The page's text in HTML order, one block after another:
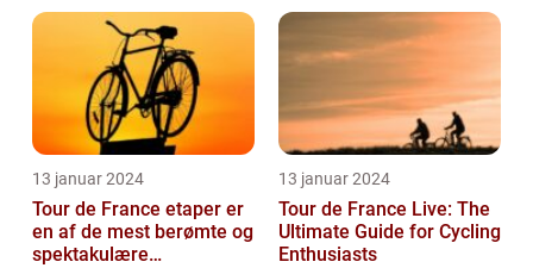
13 januar 2024
Tour de France etaper er
en af de mest berømte og
spektakulære
13 januar 2024
Tour de France Live: The
Ultimate Guide for Cycling
Enthusiasts